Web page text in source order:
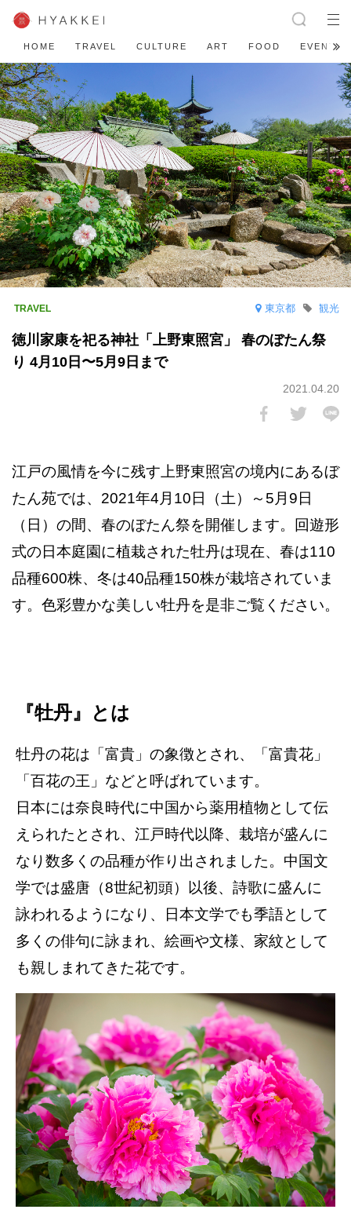
HOME TRAVEL CULTURE ART FOOD EVENT
東京都 観光
徳川家康を祀る神社「上野東照宮」 春のぼたん祭
り 4月10日〜5月9日まで
2021.04.20
江戸の風情を今に残す上野東照宮の境内にあるぼ
たん苑では、2021年4月10日（土）～5月9日
（日）の間、春のぼたん祭を開催します。回遊形
式の日本庭園に植栽された牡丹は現在、春は110
品種600株、冬は40品種150株が栽培されていま
す。色彩豊かな美しい牡丹を是非ご覧ください。
『牡丹』とは
牡丹の花は「富貴」の象徴とされ、「富貴花」
「百花の王」などと呼ばれています。
日本には奈良時代に中国から薬用植物として伝
えられたとされ、江戸時代以降、栽培が盛んに
なり数多くの品種が作り出されました。中国文
学では盛唐（8世紀初頭）以後、詩歌に盛んに
詠われるようになり、日本文学でも季語として
多くの俳句に詠まれ、絵画や文様、家紋として
も親しまれてきた花です。